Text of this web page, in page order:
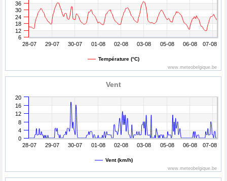
Température (°C)
28-07 29-07 30-07 01-08 02-08 03-08 05-08 06-08 07-08
6
12
18
24
30
36
www.meteobelgique.be
Vent
Vent (km/h)
28-07 29-07 30-07 01-08 02-08 03-08 05-08 06-08 07-08
0
4
8
12
16
20
www.meteobelgique.be